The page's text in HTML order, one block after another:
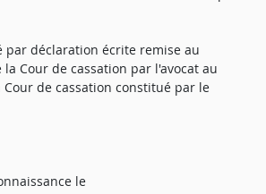
par déclaration écrite remise au
Cour de cassation par l'avocat au
Cour de cassation constitué par le
le